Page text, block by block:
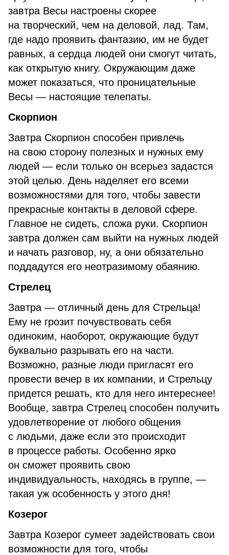
завтра Весы настроены скорее
на творческий, чем на деловой, лад. Там,
где надо проявить фантазию, им не будет
равных, а сердца людей они смогут читать,
как открытую книгу. Окружающим даже
может показаться, что проницательные
Весы — настоящие телепаты.
Скорпион
Завтра Скорпион способен привлечь
на свою сторону полезных и нужных ему
людей — если только он всерьез задастся
этой целью. День наделяет его всеми
возможностями для того, чтобы завести
прекрасные контакты в деловой сфере.
Главное не сидеть, сложа руки. Скорпион
завтра должен сам выйти на нужных людей
и начать разговор, ну, а они обязательно
поддадутся его неотразимому обаянию.
Стрелец
Завтра — отличный день для Стрельца!
Ему не грозит почувствовать себя
одиноким, наоборот, окружающие будут
буквально разрывать его на части.
Возможно, разные люди пригласят его
провести вечер в их компании, и Стрельцу
придется решать, кто для него интереснее!
Вообще, завтра Стрелец способен получить
удовлетворение от любого общения
с людьми, даже если это происходит
в процессе работы. Особенно ярко
он сможет проявить свою
индивидуальность, находясь в группе, —
такая уж особенность у этого дня!
Козерог
Завтра Козерог сумеет задействовать свои
возможности для того, чтобы